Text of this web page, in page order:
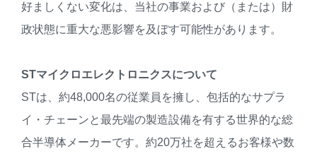
好ましくない変化は、当社の事業および（または）財
政状態に重大な悪影響を及ぼす可能性があります。
STマイクロエレクトロニクスについて
STは、約48,000名の従業員を擁し、包括的なサプラ
イ・チェーンと最先端の製造設備を有する世界的な総
合半導体メーカーです。約20万社を超えるお客様や数